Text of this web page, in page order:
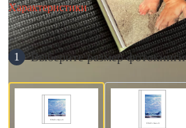
Характеристики
1 Выберите размер фотокниги